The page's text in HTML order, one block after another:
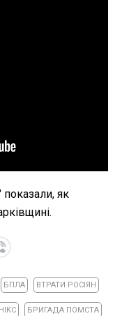
показали, як
БПЛА ВТРАТИ РОСІЯН
БРИГАДА ПОМСТА